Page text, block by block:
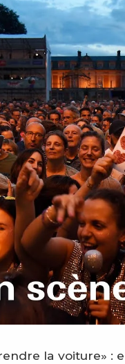
la voiture» :